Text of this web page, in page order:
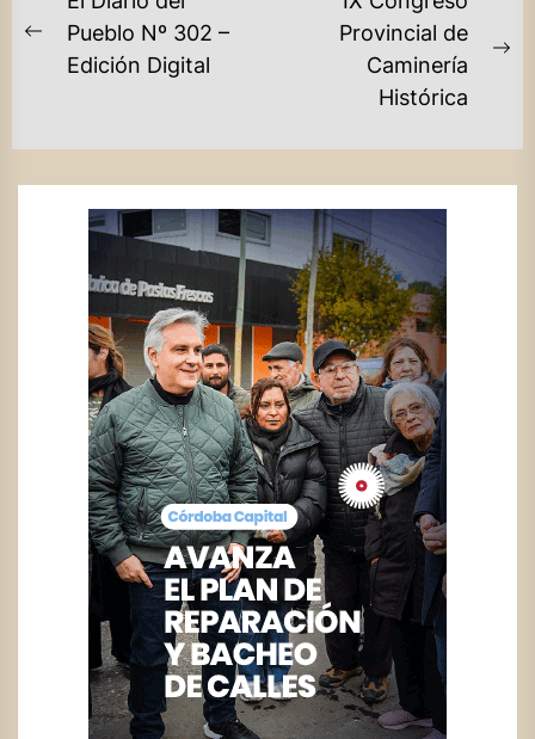
DE
ENTRADAS
Previous
post:
Pueblo Nº 302 –
Edición Digital
Provincial de
Caminería
Histórica